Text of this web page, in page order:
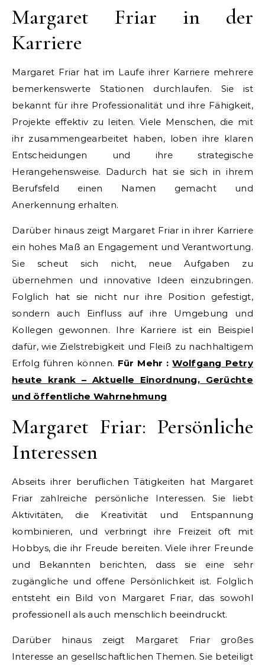
Margaret Friar in der
Karriere
Margaret Friar hat im Laufe ihrer Karriere mehrere
bemerkenswerte Stationen durchlaufen. Sie ist
bekannt für ihre Professionalität und ihre Fähigkeit,
Projekte effektiv zu leiten. Viele Menschen, die mit
ihr zusammengearbeitet haben, loben ihre klaren
Entscheidungen und ihre strategische
Herangehensweise. Dadurch hat sie sich in ihrem
Berufsfeld einen Namen gemacht und
Anerkennung erhalten.
Darüber hinaus zeigt Margaret Friar in ihrer Karriere
ein hohes Maß an Engagement und Verantwortung.
Sie scheut sich nicht, neue Aufgaben zu
übernehmen und innovative Ideen einzubringen.
Folglich hat sie nicht nur ihre Position gefestigt,
sondern auch Einfluss auf ihre Umgebung und
Kollegen gewonnen. Ihre Karriere ist ein Beispiel
dafür, wie Zielstrebigkeit und Fleiß zu nachhaltigem
Erfolg führen können. Für Mehr :Wolfgang Petry
heute krank – Aktuelle Einordnung, Gerüchte
und öffentliche Wahrnehmung
Margaret Friar: Persönliche
Interessen
Abseits ihrer beruflichen Tätigkeiten hat Margaret
Friar zahlreiche persönliche Interessen. Sie liebt
Aktivitäten, die Kreativität und Entspannung
kombinieren, und verbringt ihre Freizeit oft mit
Hobbys, die ihr Freude bereiten. Viele ihrer Freunde
und Bekannten berichten, dass sie eine sehr
zugängliche und offene Persönlichkeit ist. Folglich
entsteht ein Bild von Margaret Friar, das sowohl
professionell als auch menschlich beeindruckt.
Darüber hinaus zeigt Margaret Friar großes
Interesse an gesellschaftlichen Themen. Sie beteiligt